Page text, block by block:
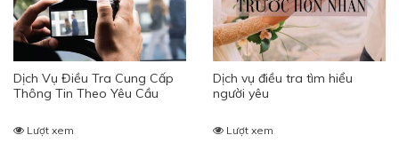
Dịch Vụ Điều Tra Cung Cấp
Thông Tin Theo Yêu Cầu
Lượt xem
Dịch vụ điều tra tìm hiểu
người yêu
Lượt xem